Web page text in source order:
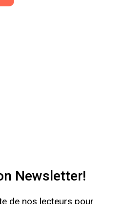
Newsletter!
de nos lecteurs pour